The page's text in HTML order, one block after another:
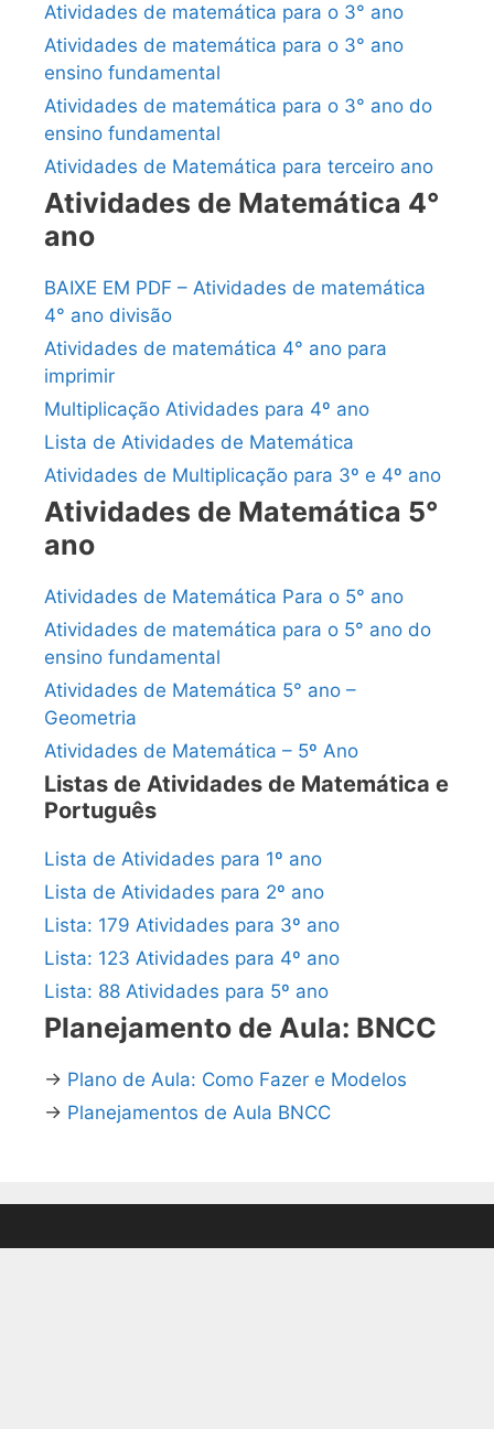
Atividades de matemática para o 3° ano
Atividades de matemática para o 3° ano
ensino fundamental
Atividades de matemática para o 3° ano do
ensino fundamental
Atividades de Matemática para terceiro ano
Atividades de Matemática 4°
ano
BAIXE EM PDF – Atividades de matemática
4° ano divisão
Atividades de matemática 4° ano para
imprimir
Multiplicação Atividades para 4º ano
Lista de Atividades de Matemática
Atividades de Multiplicação para 3º e 4º ano
Atividades de Matemática 5°
ano
Atividades de Matemática Para o 5° ano
Atividades de matemática para o 5° ano do
ensino fundamental
Atividades de Matemática 5° ano –
Geometria
Atividades de Matemática – 5º Ano
Listas de Atividades de Matemática e
Português
Lista de Atividades para 1º ano
Lista de Atividades para 2º ano
Lista: 179 Atividades para 3º ano
Lista: 123 Atividades para 4º ano
Lista: 88 Atividades para 5º ano
Planejamento de Aula: BNCC
→ Plano de Aula: Como Fazer e Modelos
→ Planejamentos de Aula BNCC